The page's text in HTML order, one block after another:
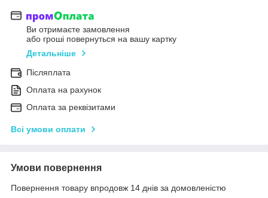
Ви отримаєте замовлення
або гроші повернуться на вашу картку
Детальніше
Післяплата
Оплата на рахунок
Оплата за реквізитами
Всі умови оплати
Умови повернення
Повернення товару впродовж 14 днів за домовленістю